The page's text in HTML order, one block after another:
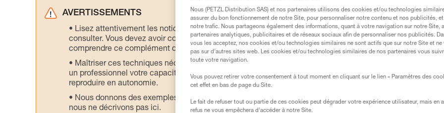
AVERTISSEMENTS
Lisez attentivement les notices techniques des produits utilisés dans ce conseil avant de le
consulter. Vous devez avoir compris les informations de la notice technique pour pouvoir
comprendre ce complément d’informations.
Maîtriser ces techniques nécessite une formation et un entraînement spécifique. Validez avec
un professionnel votre capacité à refaire la manipulation, seul, en toute sécurité, avant de la
reproduire en autonomie.
Nous donnons des exemples de techniques liées à votre activité. Il peut en exister d’autres que
nous ne décrivons pas ici.
Nous (PETZL Distribution SAS) et nos partenaires utilisons des cookies et/ou technologies
assurer du bon fonctionnement de notre Site, pour personnaliser notre contenu et nos publicités,
notre trafic. Nous partageons également des informations, quant à votre navigation sur notre Site,
partenaires analytiques, publicitaires et de réseaux sociaux afin de personnaliser nos publicités.
vous les acceptez, nos cookies et/ou technologies similaires ne sont actifs que sur notre Site et ne
pas sur d’autres sites web. Les cookies et/ou technologies similaires de nos partenaires vous
toute votre navigation.
Vous pouvez retirer votre consentement à tout moment en cliquant sur le lien « Paramètres des
cet effet en bas de page du Site.
Le fait de refuser tout ou partie de ces cookies peut dégrader votre expérience utilisateur, mais en
refus ne vous empêchera d’accéder à notre Site.